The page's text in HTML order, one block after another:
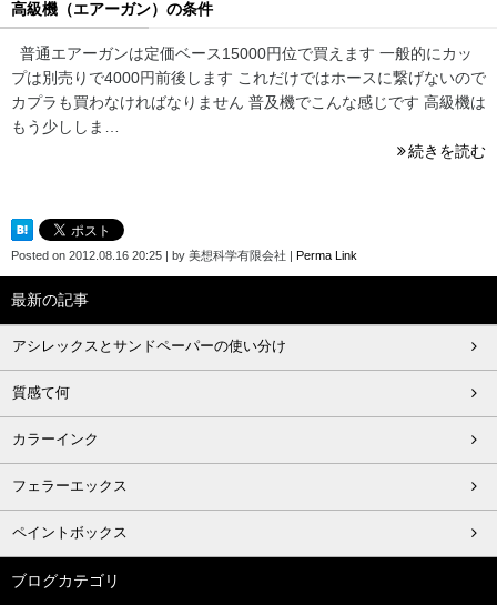
高級機（エアーガン）の条件
普通エアーガンは定価ベース15000円位で買えます 一般的にカッ
プは別売りで4000円前後します これだけではホースに繋げないので
カプラも買わなければなりません 普及機でこんな感じです 高級機は
もう少ししま…
続きを読む
Posted on 2012.08.16 20:25 | by 美想科学有限会社 | Perma Link
最新の記事
アシレックスとサンドペーパーの使い分け
質感て何
カラーインク
フェラーエックス
ペイントボックス
ブログカテゴリ